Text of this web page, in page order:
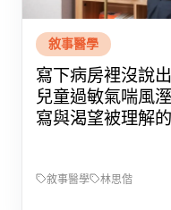
敘事醫學
寫下病房裡沒說
兒童過敏氣喘風
寫與渴望被理解
敘事醫學 林思偕